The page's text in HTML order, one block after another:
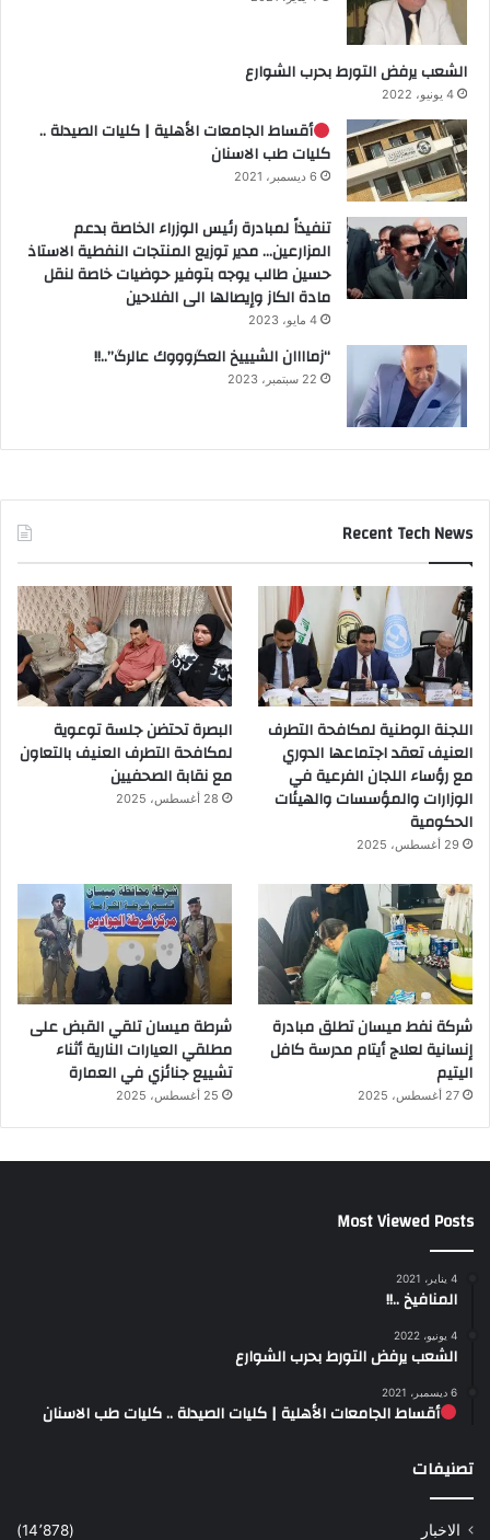
الشعب يرفض التورط بحرب الشوارع
4 يونيو، 2022
أقساط الجامعات الأهلية | كليات الصيدلة ..
كليات طب الاسنان
6 ديسمبر، 2021
تنفيذاً لمبادرة رئيس الوزراء الخاصة بدعم
المزارعين… مدير توزيع المنتجات النفطية الاستاذ
حسين طالب يوجه بتوفير حوضيات خاصة لنقل
مادة الكاز وإيصالها الى الفلاحين
4 مايو، 2023
“زماااان الشيييخ العگروووك عالرگ”..!!
22 سبتمبر، 2023
Recent Tech News
اللجنة الوطنية لمكافحة التطرف
العنيف تعقد اجتماعها الدوري
مع رؤساء اللجان الفرعية في
الوزارات والمؤسسات والهيئات
الحكومية
29 أغسطس، 2025
البصرة تحتضن جلسة توعوية
لمكافحة التطرف العنيف بالتعاون
مع نقابة الصحفيين
28 أغسطس، 2025
شركة نفط ميسان تطلق مبادرة
إنسانية لعلاج أيتام مدرسة كافل
اليتيم
27 أغسطس، 2025
شرطة ميسان تلقي القبض على
مطلقي العيارات النارية أثناء
تشييع جنائزي في العمارة
25 أغسطس، 2025
Most Viewed Posts
4 يناير، 2021
المنافيخ ..!!
4 يونيو، 2022
الشعب يرفض التورط بحرب الشوارع
6 ديسمبر، 2021
أقساط الجامعات الأهلية | كليات الصيدلة .. كليات طب الاسنان
تصنيفات
الاخبار
(14٬878)